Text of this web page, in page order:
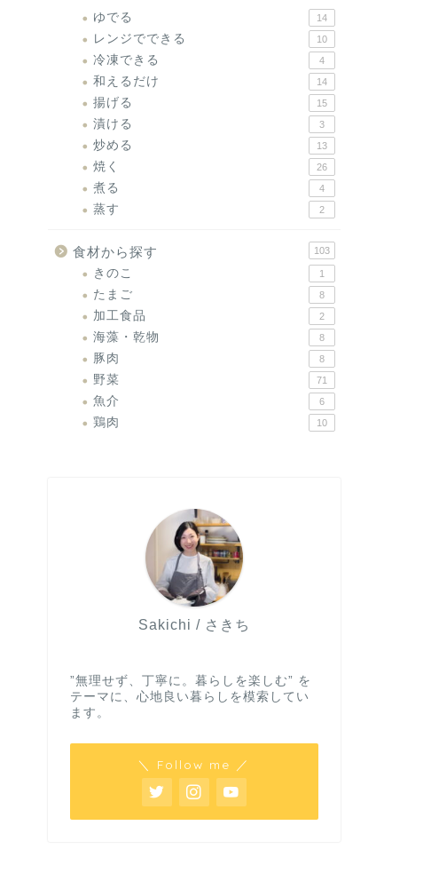
ゆでる 14
レンジでできる 10
冷凍できる 4
和えるだけ 14
揚げる 15
漬ける 3
炒める 13
焼く 26
煮る 4
蒸す 2
食材から探す 103
きのこ 1
たまご 8
加工食品 2
海藻・乾物 8
豚肉 8
野菜 71
魚介 6
鶏肉 10
Sakichi / さきち
”無理せず、丁寧に。暮らしを楽しむ” を
テーマに、心地良い暮らしを模索してい
ます。
＼ Follow me ／